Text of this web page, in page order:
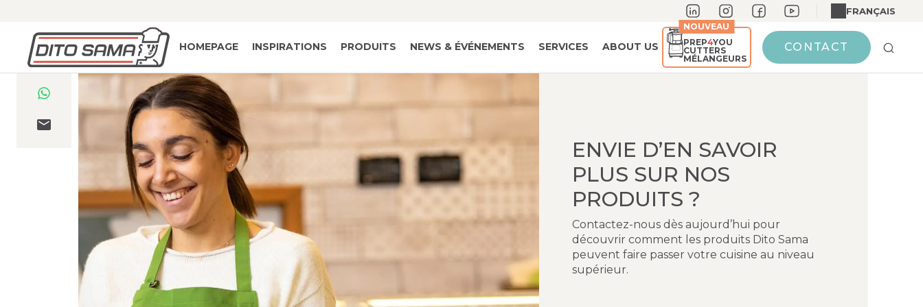
FRANÇAIS
HOMEPAGE INSPIRATIONS PRODUITS NEWS & ÉVÉNEMENTS SERVICES ABOUT US PREP4YOU
CUTTERS
MÉLANGEURS
NOUVEAU
CONTACT
ENVIE D’EN SAVOIR
PLUS SUR NOS
PRODUITS ?
Contactez-nous dès aujourd’hui pour
découvrir comment les produits Dito Sama
peuvent faire passer votre cuisine au niveau
supérieur.